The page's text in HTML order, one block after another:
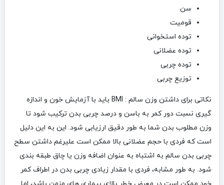
سن
قومیت
توده استخوانی
توده عضلانی
توده چربی
توزیع چربی
نکاتی برای داشتن وزن سالم : BMI باید با آزمایش خون و اندازه
گیری نسبت دور کمر به باسن و درصد چربی بدن ترکیب شود تا
وزن مطلوب بدن شما به طور دقیق ارزیابی شود. این به این دلیل
است که فردی با حجم عضلانی بالا ممکن است علیرغم داشتن سطح
چربی بدن سالم به اشتباه به عنوان اضافه وزن یا چاق طبقه بندی
شود. به طور مشابه، فردی با مقدار زیادی چربی بدن در اطراف کمر